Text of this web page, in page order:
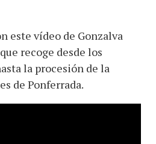
este vídeo de Gonzalva
recoge desde los
la procesión de la
de Ponferrada.